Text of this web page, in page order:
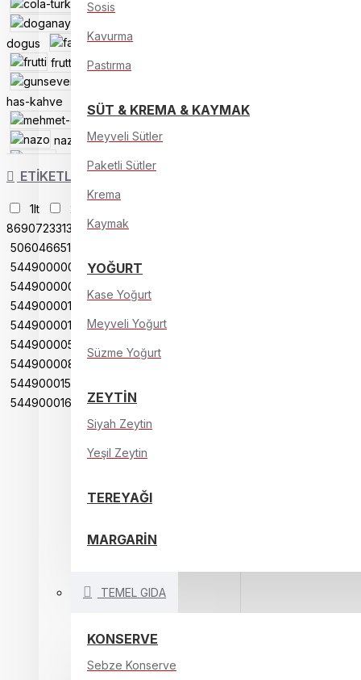
Sosis
Kavurma
Pastırma
SÜT & KREMA & KAYMAK
Meyveli Sütler
Paketli Sütler
Krema
Kaymak
YOĞURT
Kase Yoğurt
Meyveli Yoğurt
Süzme Yoğurt
ZEYTİN
Siyah Zeytin
Yeşil Zeytin
TEREYAĞI
MARGARİN
TEMEL GIDA
KONSERVE
Sebze Konserve
cola-turka
dogus
fanta
frutti
has-kahve
mehmet-efendi
nazo
nescafe
nestle
pinar
schweppes
sprite
ulker
uludag
yenigun
ETIKETLER
1lt 2lt
8690723313604
250ml
5060466513563
5449000002952
5449000003034
5449000016669
5449000017734
5449000052926
5449000088680
5449000159991
5449000163462
5449000189332
5449000216359
8690504098904
8690632034614
8690723063509
8690723383508
SALGAM 1500 ML.ACILI